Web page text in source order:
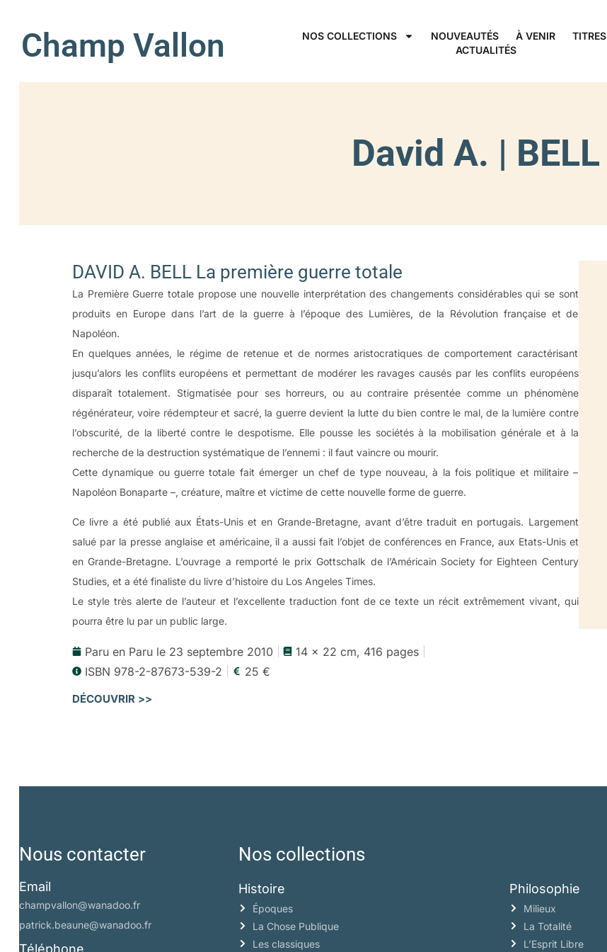
Champ Vallon NOS COLLECTIONS NOUVEAUTÉS À VENIR TITRES
ACTUALITÉS
David A. | BELL
DAVID A. BELL La première guerre totale
La Première Guerre totale propose une nouvelle interprétation des changements considérables qui se sont
produits en Europe dans l’art de la guerre à l’époque des Lumières, de la Révolution française et de
Napoléon.
En quelques années, le régime de retenue et de normes aristocratiques de comportement caractérisant
jusqu’alors les conflits européens et permettant de modérer les ravages causés par les conflits européens
disparaît totalement. Stigmatisée pour ses horreurs, ou au contraire présentée comme un phénomène
régénérateur, voire rédempteur et sacré, la guerre devient la lutte du bien contre le mal, de la lumière contre
l’obscurité, de la liberté contre le despotisme. Elle pousse les sociétés à la mobilisation générale et à la
recherche de la destruction systématique de l’ennemi : il faut vaincre ou mourir.
Cette dynamique ou guerre totale fait émerger un chef de type nouveau, à la fois politique et militaire –
Napoléon Bonaparte –, créature, maître et victime de cette nouvelle forme de guerre.
Ce livre a été publié aux États-Unis et en Grande-Bretagne, avant d’être traduit en portugais. Largement
salué par la presse anglaise et américaine, il a aussi fait l’objet de conférences en France, aux Etats-Unis et
en Grande-Bretagne. L’ouvrage a remporté le prix Gottschalk de l’Américain Society for Eighteen Century
Studies, et a été finaliste du livre d’histoire du Los Angeles Times.
Le style très alerte de l’auteur et l’excellente traduction font de ce texte un récit extrêmement vivant, qui
pourra être lu par un public large.
Paru en Paru le 23 septembre 2010
14 x 22 cm, 416 pages
ISBN 978-2-87673-539-2
25 €
DÉCOUVRIR >>
Nous contacter
Email
champvallon@wanadoo.fr
patrick.beaune@wanadoo.fr
Téléphone
Nos collections
Histoire
Époques
La Chose Publique
Les classiques
Philosophie
Milieux
La Totalité
L’Esprit Libre